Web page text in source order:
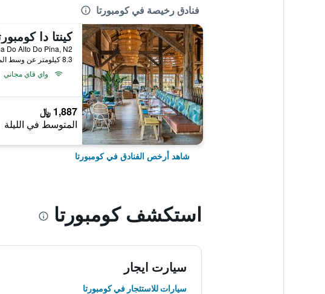
فنادق رخيصة في كومبورتا
8.3 كيلومتر عن وسط المدينة
واي فاي مجاني
1,887 ﷼
المتوسط في الليلة
شاهد أرخص الفنادق في كومبورتا
استكشف كومبورتا
سيارت ايجار
سيارات للاستئجار في كومبورتا